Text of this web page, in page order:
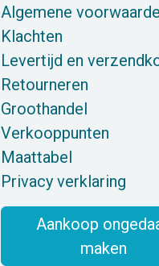
Algemene
Klachten
Levertijd en
Retourneren
Groothandel
Verkooppunten
Maattabel
Privacy verklaring
Aankoop
maken